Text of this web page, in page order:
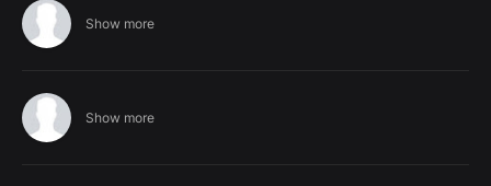
Show more
Show more